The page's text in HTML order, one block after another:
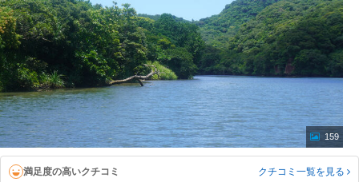
159
満足度の高いクチコミ クチコミ一覧を見る